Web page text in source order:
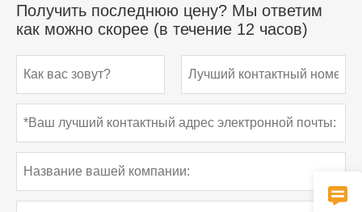
Получить последнюю цену? Мы ответим
как можно скорее (в течение 12 часов)
